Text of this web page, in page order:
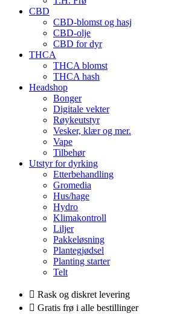
CBD
CBD-blomst og hasj
CBD-olje
CBD for dyr
THCA
THCA blomst
THCA hash
Headshop
Bonger
Digitale vekter
Røykeutstyr
Vesker, klær og mer.
Vape
Tilbehør
Utstyr for dyrking
Etterbehandling
Gromedia
Hus/hage
Hydro
Klimakontroll
Liljer
Pakkeløsning
Plantegjødsel
Planting starter
Telt
Rask og diskret levering
Gratis frø i alle bestillinger